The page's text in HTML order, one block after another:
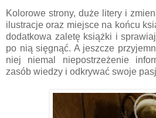
Kolorowe strony, duże litery i
ilustracje oraz miejsce na końcu
dodatkowa zaletę książki i
po nią sięgnąć. A jeszcze
niej niemal niepostrzeżenie
zasób wiedzy i odkrywać swoje